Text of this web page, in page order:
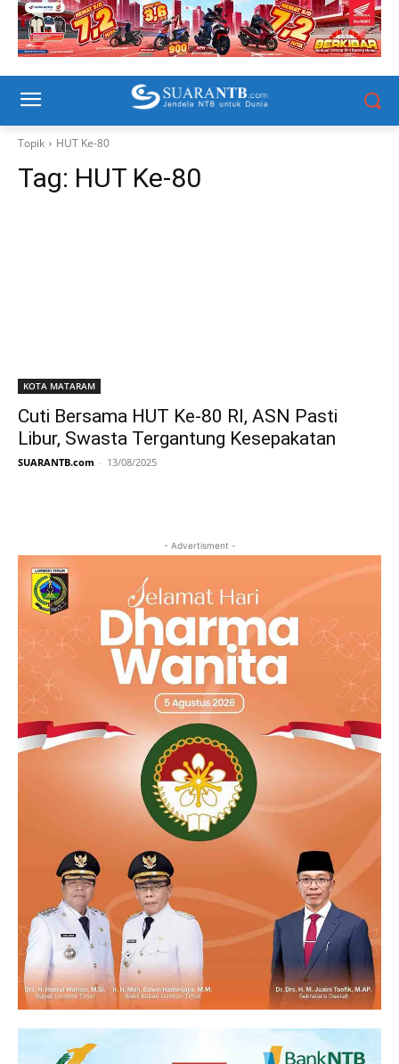
Topik HUT Ke-80
Tag: HUT Ke-80
KOTA MATARAM
Cuti Bersama HUT Ke-80 RI, ASN Pasti
Libur, Swasta Tergantung Kesepakatan
SUARANTB.com - 13/08/2025
- Advertisment -